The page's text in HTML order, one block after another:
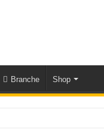
Branche Shop